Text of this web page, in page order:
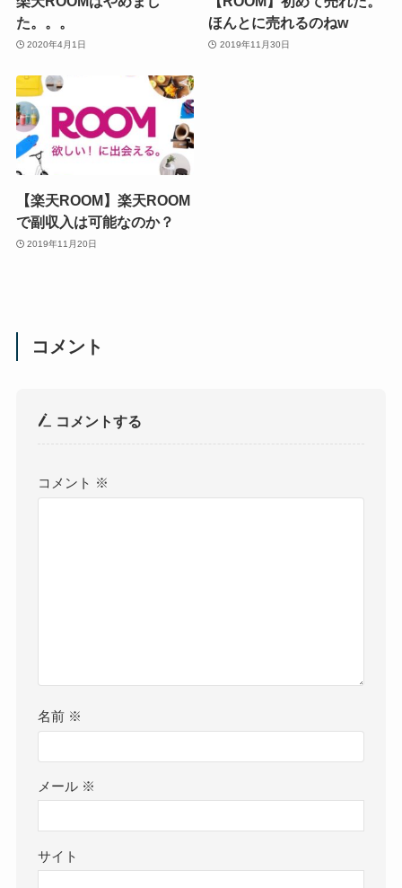
た。。。
2020年4月1日
ほんとに売れるのねw
2019年11月30日
【楽天ROOM】楽天ROOM
で副収入は可能なのか？
2019年11月20日
コメント
コメントする
コメント ※
名前 ※
メール ※
サイト